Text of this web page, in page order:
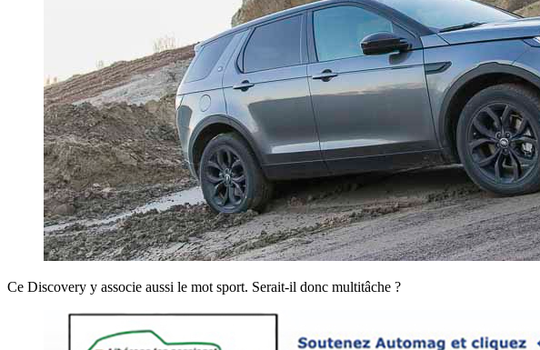
Ce Discovery y associe aussi le mot sport. Serait-il donc multitâche ?